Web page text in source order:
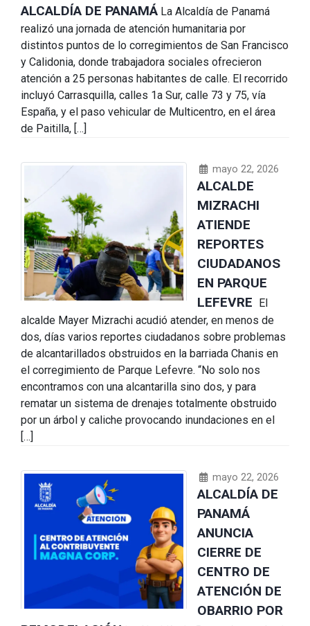
ALCALDÍA DE PANAMÁ La Alcaldía de Panamá
realizó una jornada de atención humanitaria por
distintos puntos de lo corregimientos de San Francisco
y Calidonia, donde trabajadora sociales ofrecieron
atención a 25 personas habitantes de calle. El recorrido
incluyó Carrasquilla, calles 1a Sur, calle 73 y 75, vía
España, y el paso vehicular de Multicentro, en el área
de Paitilla, […]
mayo 22, 2026
ALCALDE
MIZRACHI
ATIENDE
REPORTES
CIUDADANOS
EN PARQUE
LEFEVRE El
alcalde Mayer Mizrachi acudió atender, en menos de
dos, días varios reportes ciudadanos sobre problemas
de alcantarillados obstruidos en la barriada Chanis en
el corregimiento de Parque Lefevre. “No solo nos
encontramos con una alcantarilla sino dos, y para
rematar un sistema de drenajes totalmente obstruido
por un árbol y caliche provocando inundaciones en el
[…]
mayo 22, 2026
ALCALDÍA DE
PANAMÁ
ANUNCIA
CIERRE DE
CENTRO DE
ATENCIÓN DE
OBARRIO POR